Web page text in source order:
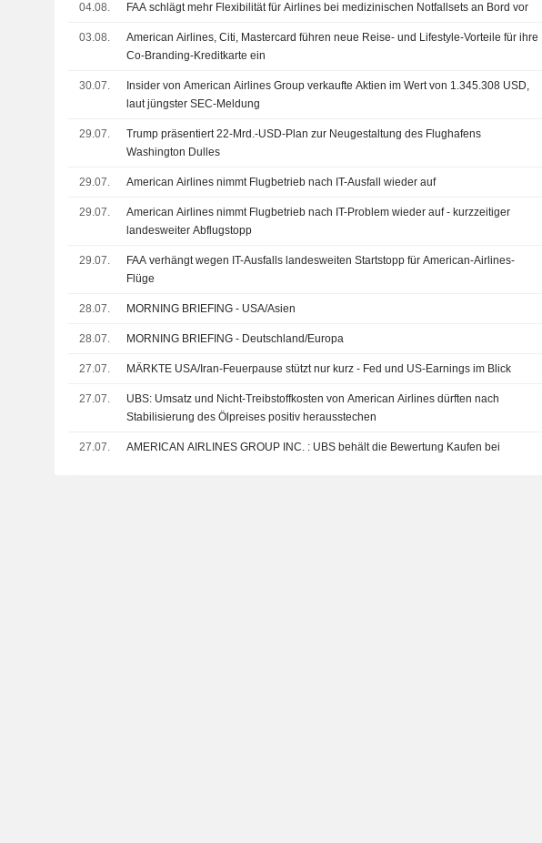
04.08. FAA schlägt mehr Flexibilität für Airlines bei medizinischen Notfallsets an Bord vor
03.08.
American Airlines, Citi, Mastercard führen neue Reise- und Lifestyle-Vorteile für ihre
Co-Branding-Kreditkarte ein
30.07.
Insider von American Airlines Group verkaufte Aktien im Wert von 1.345.308 USD,
laut jüngster SEC-Meldung
29.07.
Trump präsentiert 22-Mrd.-USD-Plan zur Neugestaltung des Flughafens
Washington Dulles
29.07. American Airlines nimmt Flugbetrieb nach IT-Ausfall wieder auf
29.07.
American Airlines nimmt Flugbetrieb nach IT-Problem wieder auf - kurzzeitiger
landesweiter Abflugstopp
29.07.
FAA verhängt wegen IT-Ausfalls landesweiten Startstopp für American-Airlines-
Flüge
28.07. MORNING BRIEFING - USA/Asien
28.07. MORNING BRIEFING - Deutschland/Europa
27.07. MÄRKTE USA/Iran-Feuerpause stützt nur kurz - Fed und US-Earnings im Blick
27.07.
UBS: Umsatz und Nicht-Treibstoffkosten von American Airlines dürften nach
Stabilisierung des Ölpreises positiv herausstechen
27.07. AMERICAN AIRLINES GROUP INC. : UBS behält die Bewertung Kaufen bei